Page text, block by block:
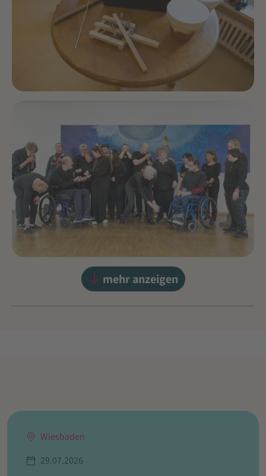
mehr anzeigen
Wiesbaden
29.07.2026